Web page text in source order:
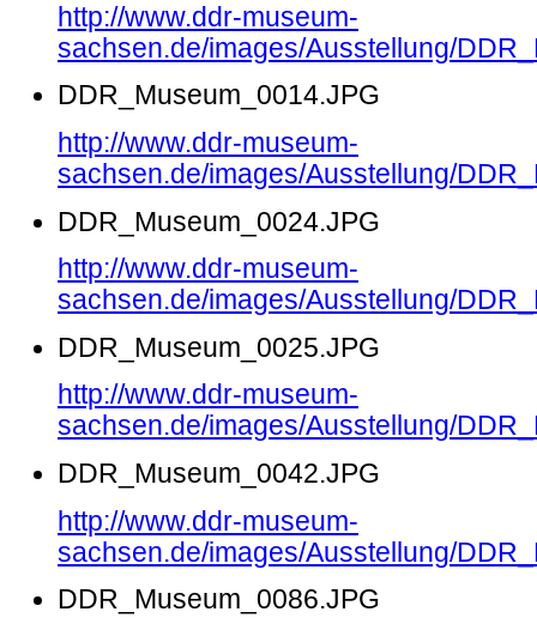
http://www.ddr-museum-
sachsen.de/images/Ausstellung/
DDR_Museum_0014.JPG
http://www.ddr-museum-
sachsen.de/images/Ausstellung/
DDR_Museum_0024.JPG
http://www.ddr-museum-
sachsen.de/images/Ausstellung/
DDR_Museum_0025.JPG
http://www.ddr-museum-
sachsen.de/images/Ausstellung/
DDR_Museum_0042.JPG
http://www.ddr-museum-
sachsen.de/images/Ausstellung/
DDR_Museum_0086.JPG